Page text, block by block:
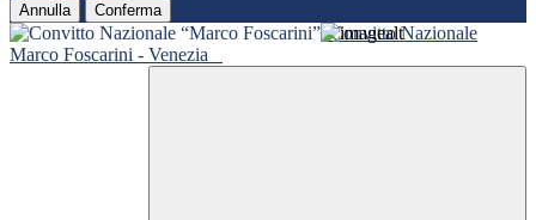
Annulla Conferma
Convitto Nazionale
Marco Foscarini - Venezia